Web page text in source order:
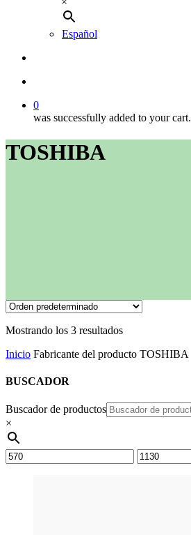
Español
0
was successfully added to your cart.
TOSHIBA
Mostrando los 3 resultados
Inicio Fabricante del producto TOSHIBA
BUSCADOR
Buscador de productos
×
Precio
mínimo
Precio
máximo